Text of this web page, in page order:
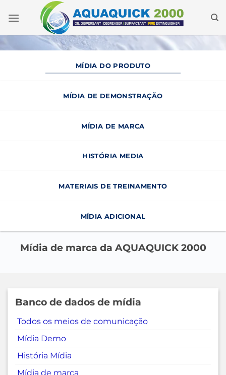
para
MÍDIA DO PRODUTO
MÍDIA DE DEMONSTRAÇÃO
MÍDIA DE MARCA
HISTÓRIA MEDIA
MATERIAIS DE TREINAMENTO
MÍDIA ADICIONAL
Mídia de marca da AQUAQUICK 2000
Banco de dados de mídia
Todos os meios de comunicação
Mídia Demo
História Mídia
Mídia de marca